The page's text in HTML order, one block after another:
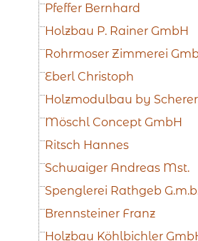
Pfeffer Bernhard
Holzbau P. Rainer GmbH
Rohrmoser Zimmerei
Eberl Christoph
Holzmodulbau by
Möschl Concept GmbH
Ritsch Hannes
Schwaiger Andreas Mst.
Spenglerei Rathgeb
Brennsteiner Franz
Holzbau Köhlbichler